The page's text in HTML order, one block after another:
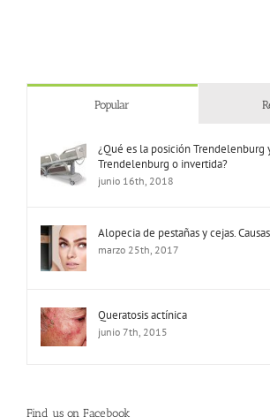
Popular
¿Qué es la posición Trendelenburg
Trendelenburg o invertida?
junio 16th, 2018
Alopecia de pestañas y cejas.
marzo 25th, 2017
Queratosis actínica
junio 7th, 2015
Find us on Facebook